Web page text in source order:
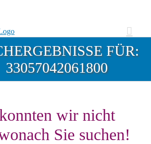
FÜR:
33057042061800
wir nicht
Sie suchen!